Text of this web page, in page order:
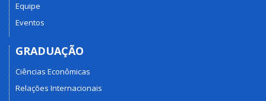
Equipe
Eventos
GRADUAÇÃO
Ciências Econômicas
Relações Internacionais